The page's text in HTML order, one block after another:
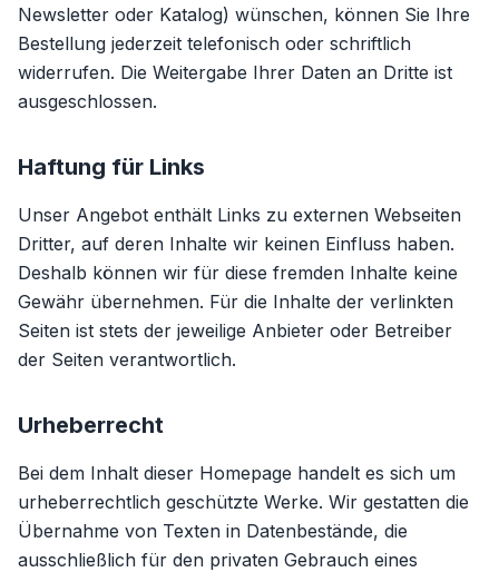
Newsletter oder Katalog) wünschen, können Sie Ihre
Bestellung jederzeit telefonisch oder schriftlich
widerrufen. Die Weitergabe Ihrer Daten an Dritte ist
ausgeschlossen.
Haftung für Links
Unser Angebot enthält Links zu externen Webseiten
Dritter, auf deren Inhalte wir keinen Einfluss haben.
Deshalb können wir für diese fremden Inhalte keine
Gewähr übernehmen. Für die Inhalte der verlinkten
Seiten ist stets der jeweilige Anbieter oder Betreiber
der Seiten verantwortlich.
Urheberrecht
Bei dem Inhalt dieser Homepage handelt es sich um
urheberrechtlich geschützte Werke. Wir gestatten die
Übernahme von Texten in Datenbestände, die
ausschließlich für den privaten Gebrauch eines